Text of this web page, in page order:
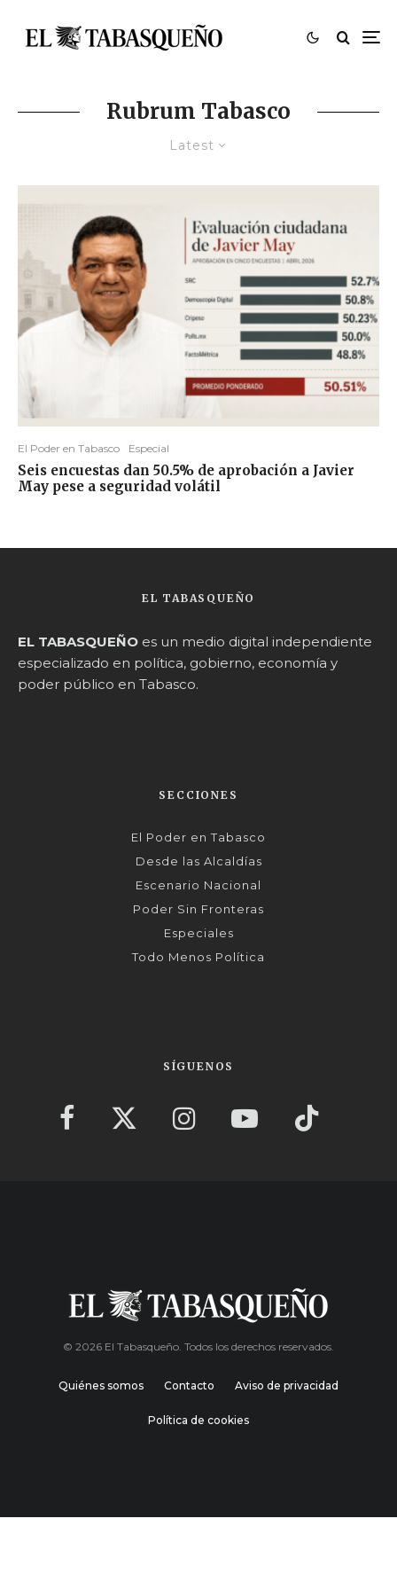
Rubrum Tabasco
Latest
El Poder en Tabasco Especial
Seis encuestas dan 50.5% de aprobación a Javier
May pese a seguridad volátil
EL TABASQUEÑO
EL TABASQUEÑO es un medio digital independiente
especializado en política, gobierno, economía y
poder público en Tabasco.
SECCIONES
El Poder en Tabasco
Desde las Alcaldías
Escenario Nacional
Poder Sin Fronteras
Especiales
Todo Menos Política
SÍGUENOS
© 2026 El Tabasqueño. Todos los derechos reservados.
Quiénes somos Contacto Aviso de privacidad
Política de cookies